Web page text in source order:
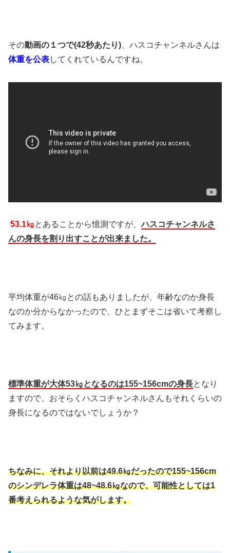
その動画の１つで(42秒あたり) 、ハスコチャンネルさんは
体重を公表してくれているんですね。
53.1㎏とあることから憶測ですが、ハスコチャンネルさ
んの身長を割り出すことが出来ました。
平均体重が46㎏との話もありましたが、年齢なのか身長
なのか分からなかったので、ひとまずそこは省いて考察し
てみます。
標準体重が大体53㎏となるのは155~156cmの身長となり
ますので、おそらくハスコチャンネルさんもそれくらいの
身長になるのではないでしょうか？
ちなみに、それより以前は49.6㎏だったので155~156cm
のシンデレラ体重は48~48.6㎏なので、可能性としては1
番考えられるような気がします。